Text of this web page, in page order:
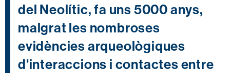
del Neolític, fa uns 5000 anys,
malgrat les nombroses
evidències arqueològiques
d'interaccions i contactes entre